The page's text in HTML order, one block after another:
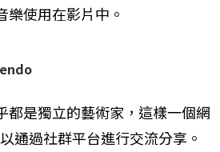
使用在影片中。
是獨立的藝術家，這樣一個網
通過社群平台​進行交流分享。